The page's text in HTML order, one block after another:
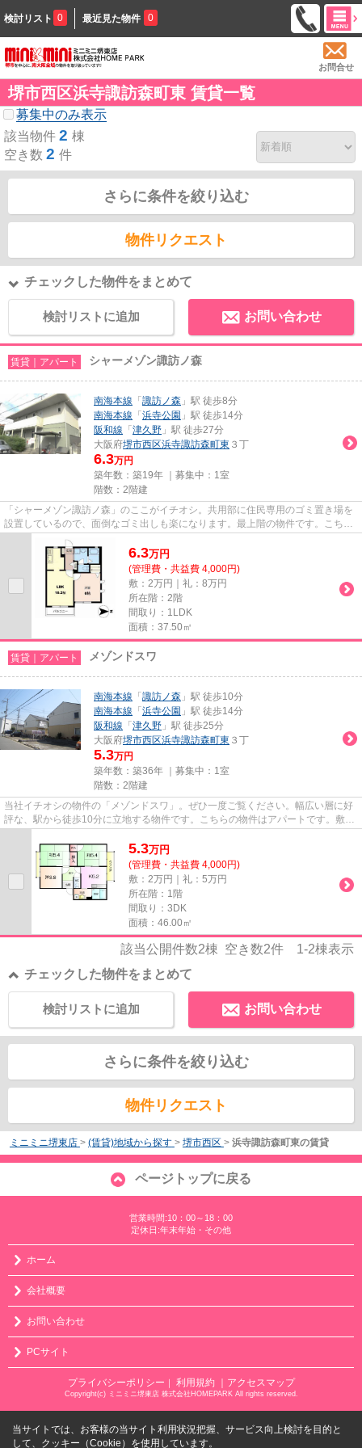
検討リスト 0 最近見た物件 0
お問合せ
堺市西区浜寺諏訪森町東 賃貸一覧
募集中のみ表示
該当物件 2 棟
空き数 2 件
さらに条件を絞り込む
物件リクエスト
チェックした物件をまとめて
検討リストに追加 お問い合わせ
賃貸｜アパート シャーメゾン諏訪ノ森
南海本線 「 諏訪ノ森 」駅 徒歩8分
南海本線 「 浜寺公園 」駅 徒歩14分
阪和線 「 津久野 」駅 徒歩27分
大阪府堺市西区浜寺諏訪森町東 ３丁
6.3万円
築年数：築19年 ｜募集中： 1室
階数：2階建
「シャーメゾン諏訪ノ森」のここがイチオシ。共用部に住民専用のゴミ置き場を
設置しているので、面倒なゴミ出しも楽になります。最上階の物件です。こちら
の物件はアパートです。でき...
6.3万円
(管理費・共益費 4,000円)
敷：2万円｜礼：8万円
所在階：2階
間取り：1LDK
面積：37.50㎡
賃貸｜アパート メゾンドスワ
南海本線 「 諏訪ノ森 」駅 徒歩10分
南海本線 「 浜寺公園 」駅 徒歩14分
阪和線 「 津久野 」駅 徒歩25分
大阪府堺市西区浜寺諏訪森町東 ３丁
5.3万円
築年数：築36年 ｜募集中： 1室
階数：2階建
当社イチオシの物件の「メゾンドスワ」。ぜひ一度ご覧ください。幅広い層に好
評な、駅から徒歩10分に立地する物件です。こちらの物件はアパートです。敷地
5.3万円
(管理費・共益費 4,000円)
敷：2万円｜礼：5万円
所在階：1階
間取り：3DK
面積：46.00㎡
該当公開件数2棟 空き数2件 1-2棟表示
チェックした物件をまとめて
お問い合わせ
検討リストに追加
さらに条件を絞り込む
物件リクエスト
ミニミニ堺東店 > (賃貸)地域から探す > 堺市西区 > 浜寺諏訪森町東の賃貸
ページトップに戻る
営業時間:10：00～18：00
定休日:年末年始・その他
ホーム
会社概要
お問い合わせ
PCサイト
プライバシーポリシー ｜ 利用規約 ｜アクセスマップ
Copyright(c) ミニミニ堺東店 株式会社HOMEPARK All rights reserved.
当サイトでは、お客様の当サイト利用状況把握、サービス向上検討を目的と
して、クッキー（Cookie）を使用しています。